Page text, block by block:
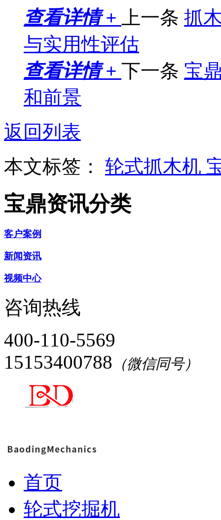
查看详情 + 上一条 抓
与实用性评估
查看详情 + 下一条 宝
和前景
返回列表
本文标签： 轮式抓木机
宝鼎资讯分类
客户案例
新闻资讯
视频中心
咨询热线
400-110-5569
15153400788 （微信同号）
首页
轮式挖掘机